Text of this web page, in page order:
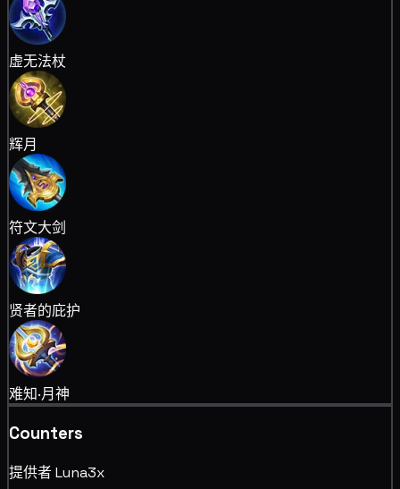
虚无法杖
辉月
符文大剑
贤者的庇护
难知·月神
Counters
提供者 Luna3x